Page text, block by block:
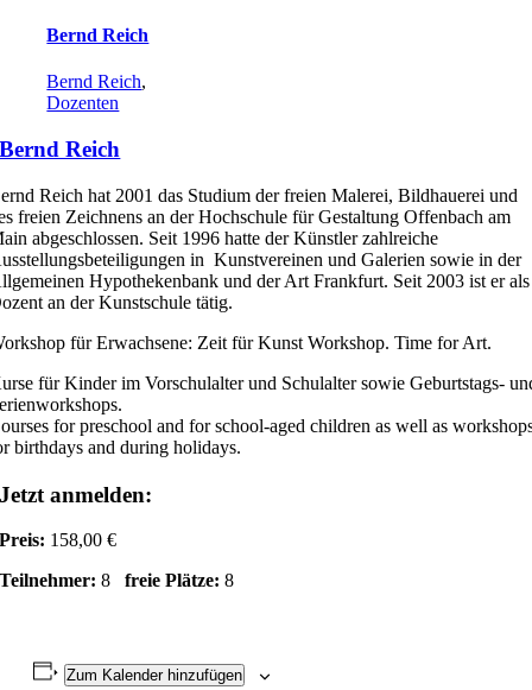
Bernd Reich
Bernd Reich,
Dozenten
Bernd Reich
Reich hat 2001 das Studium der freien Malerei, Bildhauerei und
freien Zeichnens an der Hochschule für Gestaltung Offenbach am
abgeschlossen. Seit 1996 hatte der Künstler zahlreiche
in Kunstvereinen und Galerien sowie in der
Hypothekenbank und der Art Frankfurt. Seit 2003 ist er als
an der Kunstschule tätig.
für Erwachsene: Zeit für Kunst Workshop. Time for Art.
für Kinder im Vorschulalter und Schulalter sowie Geburtstags-
for preschool and for school-aged children as well as
birthdays and during holidays.
Jetzt anmelden:
Preis: 158,00 €
Teilnehmer: 8freie Plätze: 8
Zum Kalender hinzufügen